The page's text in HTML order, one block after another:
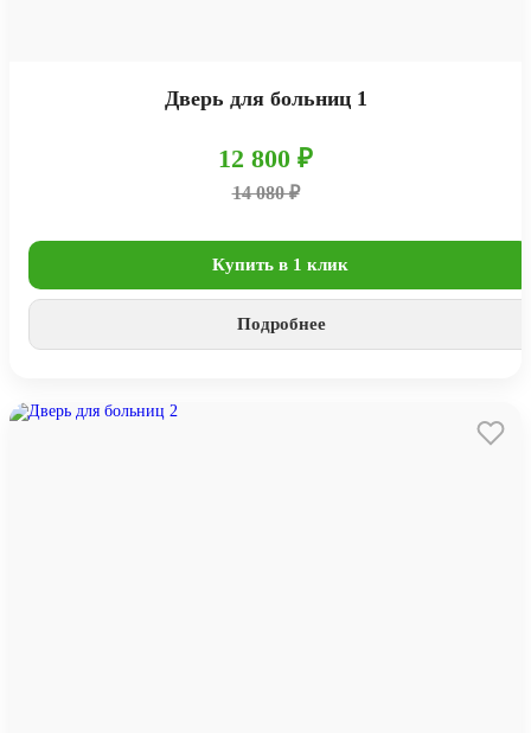
Дверь для больниц 1
12 800 ₽
14 080 ₽
Купить в 1 клик
Подробнее